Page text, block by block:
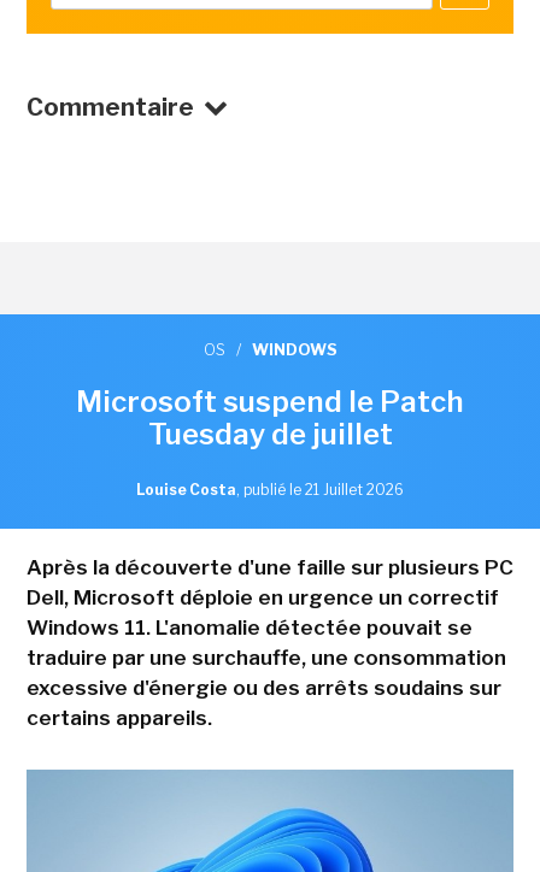
Commentaire
OS / WINDOWS
Microsoft suspend le Patch
Tuesday de juillet
Louise Costa, publié le 21 Juillet 2026
Après la découverte d'une faille sur plusieurs PC
Dell, Microsoft déploie en urgence un correctif
Windows 11. L'anomalie détectée pouvait se
traduire par une surchauffe, une consommation
excessive d'énergie ou des arrêts soudains sur
certains appareils.